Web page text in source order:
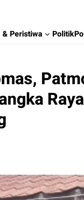
& Peristiwa Politik